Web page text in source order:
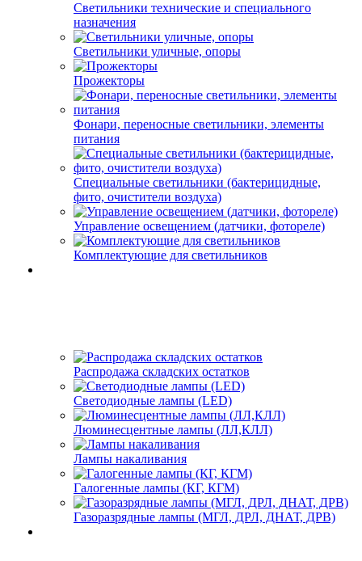
Светильники технические и специального
назначения
Светильники уличные, опоры
Прожекторы
Фонари, переносные светильники, элементы
питания
Специальные светильники (бактерицидные,
фито, очистители воздуха)
Управление освещением (датчики, фотореле)
Комплектующие для светильников
Распродажа складских остатков
Светодиодные лампы (LED)
Люминесцентные лампы (ЛЛ,КЛЛ)
Лампы накаливания
Галогенные лампы (КГ, КГМ)
Газоразрядные лампы (МГЛ, ДРЛ, ДНАТ, ДРВ)